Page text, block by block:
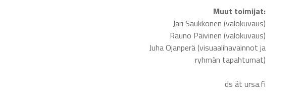
Muut toimijat:
Jari Saukkonen (valokuvaus)
Rauno Päivinen (valokuvaus)
Juha Ojanperä (visuaalihavainnot ja
ryhmän tapahtumat)
ds ät ursa.fi